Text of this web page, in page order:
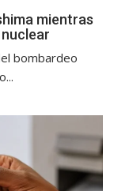
mientras
bombardeo